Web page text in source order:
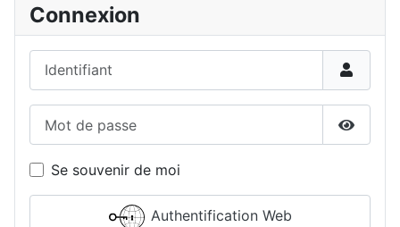
Connexion
Se souvenir de moi
Authentification Web